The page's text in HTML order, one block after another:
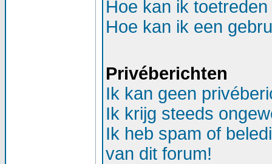
Hoe kan ik
Hoe kan ik een
Privéberichten
Ik kan geen
Ik krijg steeds
Ik heb spam of
van dit forum!